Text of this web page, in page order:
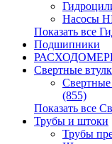
Насосы
Показать все
Подшипники
РАСХОДОМЕРЫ
Свертные
Свертные
(855)
Показать все
Трубы и штоки
Трубы